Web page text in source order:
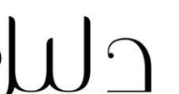
المحتوى